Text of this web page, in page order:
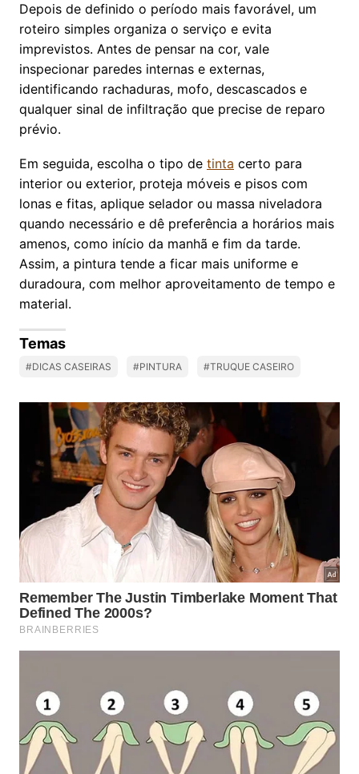
Depois de definido o período mais favorável, um
roteiro simples organiza o serviço e evita
imprevistos. Antes de pensar na cor, vale
inspecionar paredes internas e externas,
identificando rachaduras, mofo, descascados e
qualquer sinal de infiltração que precise de reparo
prévio.
Em seguida, escolha o tipo de tinta certo para
interior ou exterior, proteja móveis e pisos com
lonas e fitas, aplique selador ou massa niveladora
quando necessário e dê preferência a horários mais
amenos, como início da manhã e fim da tarde.
Assim, a pintura tende a ficar mais uniforme e
duradoura, com melhor aproveitamento de tempo e
material.
Temas
#DICAS CASEIRAS #PINTURA #TRUQUE CASEIRO